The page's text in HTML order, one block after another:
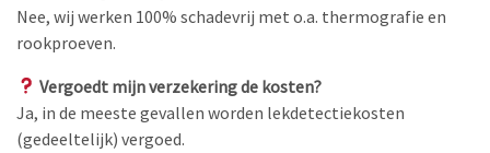
Nee, wij werken 100% schadevrij met o.a. thermografie en
rookproeven.
Vergoedt mijn verzekering de kosten?
Ja, in de meeste gevallen worden lekdetectiekosten
(gedeeltelijk) vergoed.